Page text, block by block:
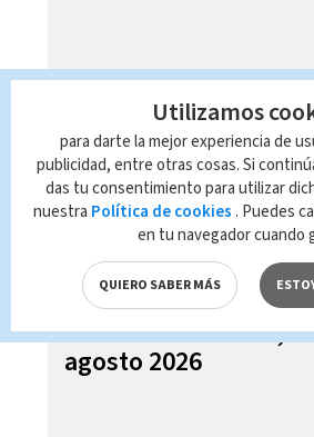
Mi Casa es su Casa,
agosto 2026
Utilizamos
para darte la mejor experiencia de
publicidad, entre otras cosas. Si
das tu consentimiento para utilizar
nuestra Política de cookies . Puedes
en tu navegador cuando
QUIERO SABER MÁS